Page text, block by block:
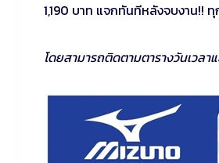
1,190 บาท แจกทันทีหลังจบงาน!!
โดยสามารถติดตามตารางวันเวล